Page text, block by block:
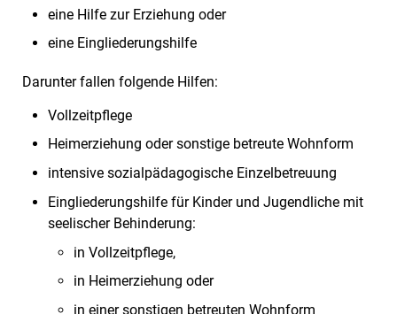
eine Hilfe zur Erziehung oder
eine Eingliederungshilfe
Darunter fallen folgende Hilfen:
Vollzeitpflege
Heimerziehung oder sonstige betreute Wohnform
intensive sozialpädagogische Einzelbetreuung
Eingliederungshilfe für Kinder und Jugendliche mit
seelischer Behinderung:
in Vollzeitpflege,
in Heimerziehung oder
in einer sonstigen betreuten Wohnform